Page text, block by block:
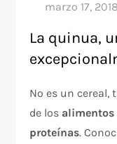
La quinua,
No es un cereal,
de los alimentos
proteínas.